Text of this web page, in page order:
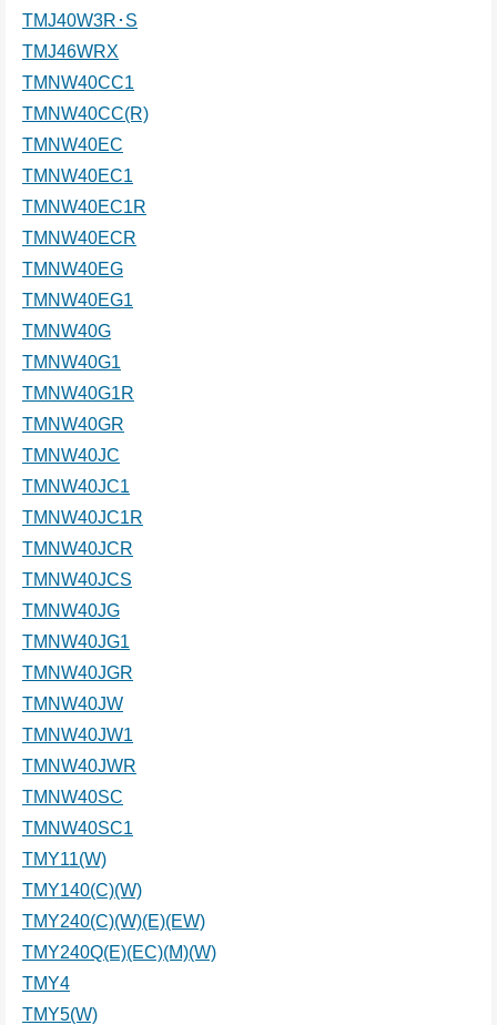
TMJ40W3R･S
TMJ46WRX
TMNW40CC1
TMNW40CC(R)
TMNW40EC
TMNW40EC1
TMNW40EC1R
TMNW40ECR
TMNW40EG
TMNW40EG1
TMNW40G
TMNW40G1
TMNW40G1R
TMNW40GR
TMNW40JC
TMNW40JC1
TMNW40JC1R
TMNW40JCR
TMNW40JCS
TMNW40JG
TMNW40JG1
TMNW40JGR
TMNW40JW
TMNW40JW1
TMNW40JWR
TMNW40SC
TMNW40SC1
TMY11(W)
TMY140(C)(W)
TMY240(C)(W)(E)(EW)
TMY240Q(E)(EC)(M)(W)
TMY4
TMY5(W)